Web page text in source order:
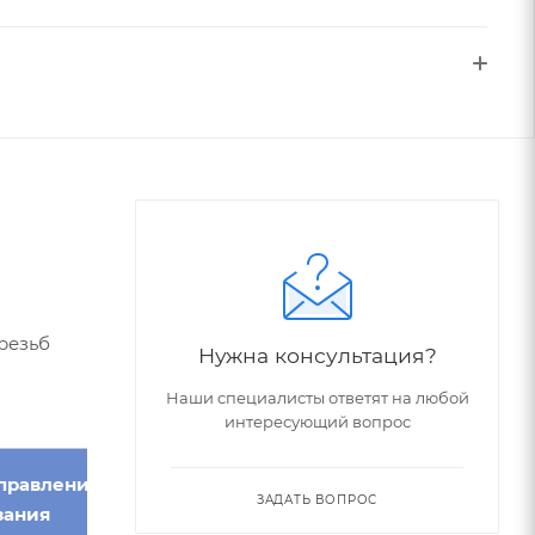
Нужна консультация?
Наши специалисты ответят на любой
интересующий вопрос
ЗАДАТЬ ВОПРОС